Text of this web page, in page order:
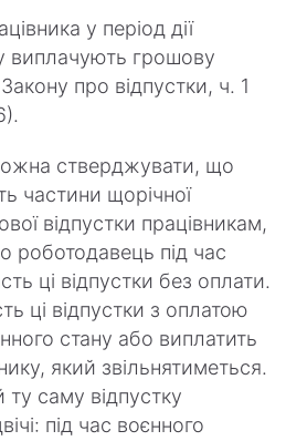
у період дії
виплачують грошову
про відпустки, ч. 1
стверджувати, що
частини щорічної
відпустки працівникам,
роботодавець під час
ці відпустки без оплати.
ці відпустки з оплатою
стану або виплатить
який звільнятиметься.
саму відпустку
під час воєнного